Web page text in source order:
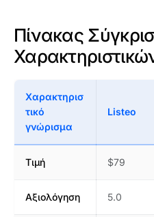
Πίνακας
Χαρακτηρισ
τικό
γνώρισμα
Listeo
Τιμή $79
Αξιολόγηση 5.0